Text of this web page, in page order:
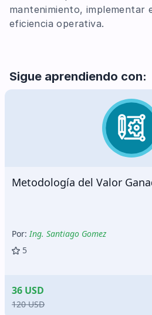
mantenimiento, implementar
eficiencia operativa.
Sigue aprendiendo con:
Sistemas de Gestión de
Por:Ing. Noé Adrianzén
5
30 USD
125 USD